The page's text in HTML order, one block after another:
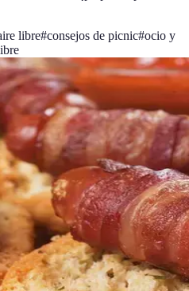
libre#consejos de picnic#ocio y